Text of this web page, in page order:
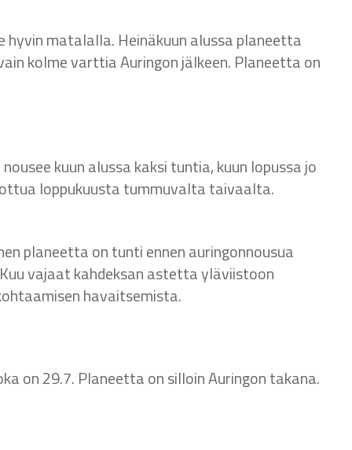
matalalla. Heinäkuun alussa planeetta
kolme varttia Auringon jälkeen. Planeetta on
kuun alussa kaksi tuntia, kuun lopussa jo
loppukuusta tummuvalta taivaalta.
planeetta on tunti ennen auringonnousua
vajaat kahdeksan astetta yläviistoon
havaitsemista.
on 29.7. Planeetta on silloin Auringon takana.